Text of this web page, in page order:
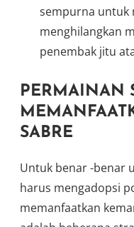
sempurna untuk
menghilangkan
penembak jitu
PERMAINAN
SABRE
Untuk benar -benar
harus mengadopsi
memanfaatkan